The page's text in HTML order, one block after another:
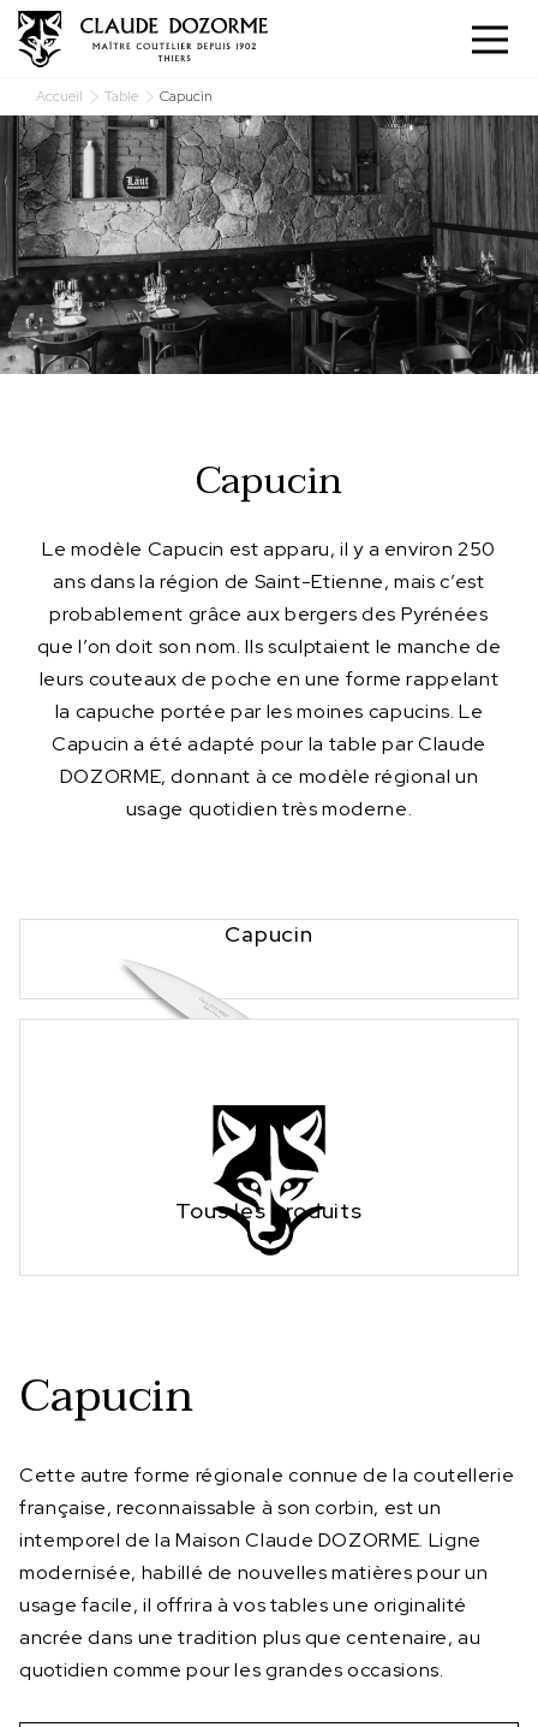
Accueil Table Capucin
Capucin
Le modèle Capucin est apparu, il y a environ 250
ans dans la région de Saint-Etienne, mais c’est
probablement grâce aux bergers des Pyrénées
que l’on doit son nom. Ils sculptaient le manche de
leurs couteaux de poche en une forme rappelant
la capuche portée par les moines capucins. Le
Capucin a été adapté pour la table par Claude
DOZORME, donnant à ce modèle régional un
usage quotidien très moderne.
Capucin
Tous les produits
Capucin
Cette autre forme régionale connue de la coutellerie
française, reconnaissable à son corbin, est un
intemporel de la Maison Claude DOZORME. Ligne
modernisée, habillé de nouvelles matières pour un
usage facile, il offrira à vos tables une originalité
ancrée dans une tradition plus que centenaire, au
quotidien comme pour les grandes occasions.
Panneau de gestion des cookies